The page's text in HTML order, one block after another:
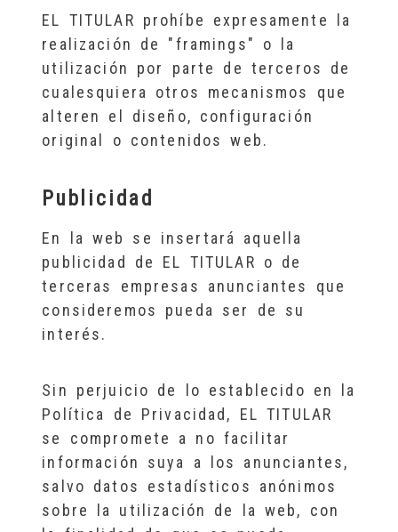
EL TITULAR prohíbe expresamente la
realización de "framings" o la
utilización por parte de terceros de
cualesquiera otros mecanismos que
alteren el diseño, configuración
original o contenidos web.
Publicidad
En la web se insertará aquella
publicidad de EL TITULAR o de
terceras empresas anunciantes que
consideremos pueda ser de su
interés.
Sin perjuicio de lo establecido en la
Política de Privacidad, EL TITULAR
se compromete a no facilitar
información suya a los anunciantes,
salvo datos estadísticos anónimos
sobre la utilización de la web, con